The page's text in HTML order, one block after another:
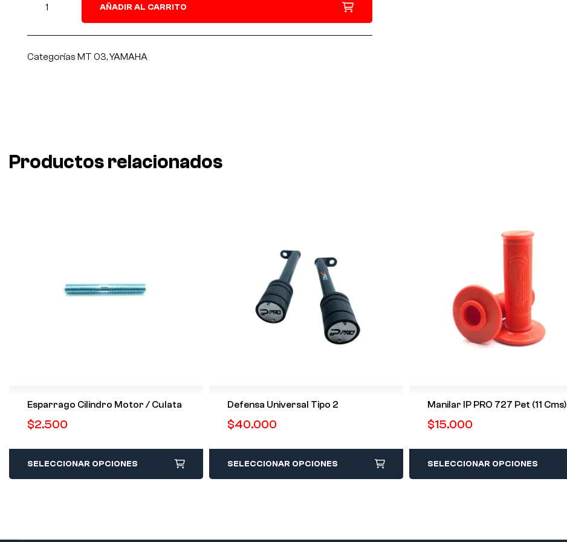
AÑADIR AL CARRITO
Categorías MT 03,YAMAHA
Productos relacionados
Esparrago Cilindro Motor / Culata
$2.500
SELECCIONAR OPCIONES
Defensa Universal Tipo 2
$40.000
SELECCIONAR OPCIONES
Manilar IP PRO 727 Pet (11 Cms)
$15.000
SELECCIONAR OPCIONES